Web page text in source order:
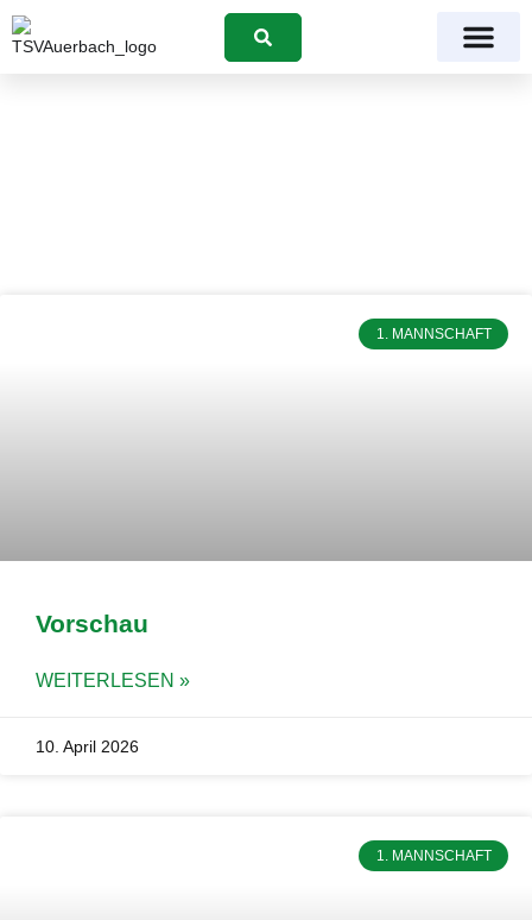
Suchen
1. MANNSCHAFT
Vorschau
WEITERLESEN »
10. April 2026
1. MANNSCHAFT